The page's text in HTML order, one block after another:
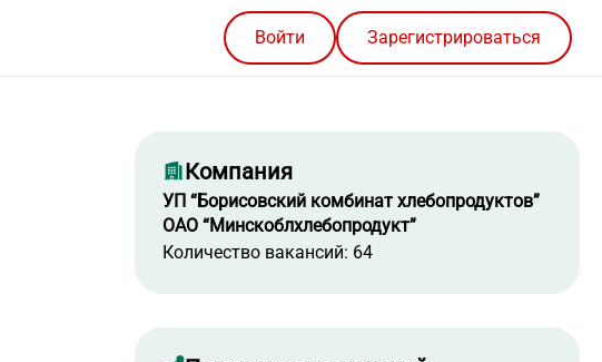
Войти Зарегистрироваться
Компания
УП “Борисовский комбинат хлебопродуктов”
ОАО “Минскоблхлебопродукт”
Количество вакансий: 64